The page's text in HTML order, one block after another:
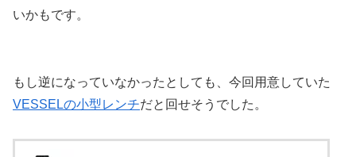
いかもです。
もし逆になっていなかったとしても、今回用意していた
VESSELの小型レンチだと回せそうでした。